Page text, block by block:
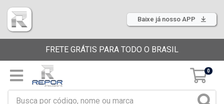
Baixe já nosso APP
FRETE GRÁTIS PARA TODO O BRASIL
0